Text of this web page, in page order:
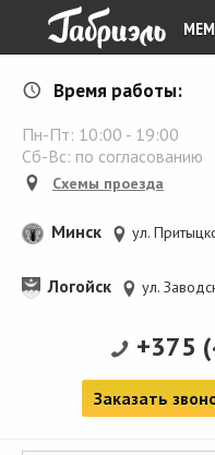
Время работы:
Пн-Пт: 10:00 - 19:00
Сб-Вс: по согласованию
Схемы проезда
Минск ул.
Логойск ул.
+375
Заказать